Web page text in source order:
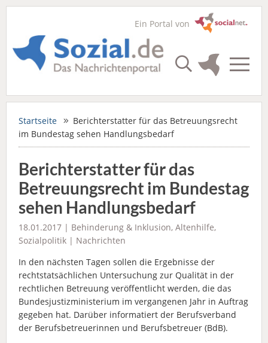
Ein Portal von
Startseite
Berichterstatter für das Betreuungsrecht
im Bundestag sehen Handlungsbedarf
Berichterstatter für das
Betreuungsrecht im Bundestag
sehen Handlungsbedarf
18.01.2017 | Behinderung & Inklusion, Altenhilfe,
Sozialpolitik | Nachrichten
In den nächsten Tagen sollen die Ergebnisse der
rechtstatsächlichen Untersuchung zur Qualität in der
rechtlichen Betreuung veröffentlicht werden, die das
Bundesjustizministerium im vergangenen Jahr in Auftrag
gegeben hat. Darüber informatiert der Berufsverband
der Berufsbetreuerinnen und Berufsbetreuer (BdB).